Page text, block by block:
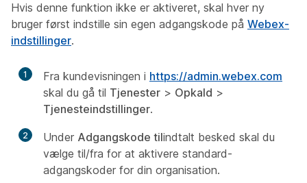
Hvis denne funktion ikke er aktiveret, skal hver ny
bruger først indstille sin egen adgangskode på Webex-
indstillinger.
1 Fra kundevisningen i https://admin.webex.com
skal du gå til Tjenester > Opkald >
Tjenesteindstillinger.
2 Under Adgangskode tilindtalt besked skal du
vælge til/fra for at aktivere standard-
adgangskoder for din organisation.